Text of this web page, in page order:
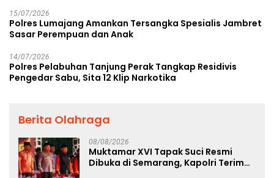
15/07/2026
Polres Lumajang Amankan Tersangka Spesialis Jambret
Sasar Perempuan dan Anak
14/07/2026
Polres Pelabuhan Tanjung Perak Tangkap Residivis
Pengedar Sabu, Sita 12 Klip Narkotika
Berita Olahraga
08/08/2026
Muktamar XVI Tapak Suci Resmi
Dibuka di Semarang, Kapolri Terima